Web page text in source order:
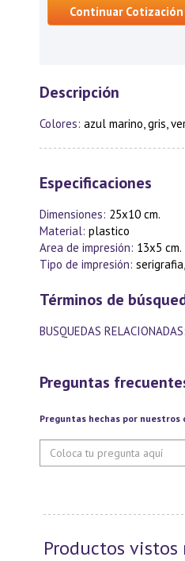
Continuar Cotización
Descripción
Colores: azul marino, gris,
Especificaciones
Dimensiones: 25x10 cm.
Material: plastico
Area de impresión: 13x5 cm.
Tipo de impresión:
Términos de
BUSQUEDAS RELACIONADAS:
Preguntas
Preguntas hechas por nuestros
Productos